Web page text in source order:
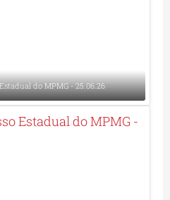
do MPMG - 25.06.26